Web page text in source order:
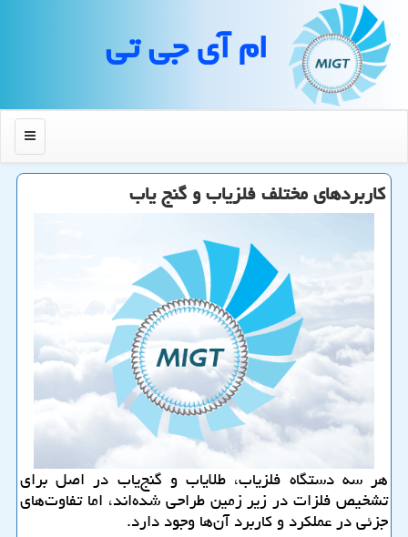
ام آی جی تی
منو
کاربردهای مختلف فلزیاب و گنج یاب
هر سه دستگاه فلزیاب، طلایاب و گنج‌یاب در اصل برای
تشخیص فلزات در زیر زمین طراحی شده‌اند، اما تفاوت‌های
جزئی در عملکرد و کاربرد آن‌ها وجود دارد.